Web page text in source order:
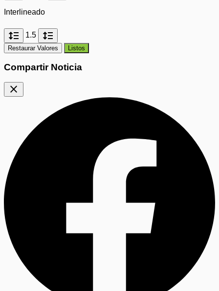
Interlineado
format_line_spacing 1.5 format_line_spacing
Restaurar Valores Listos
Compartir Noticia
close